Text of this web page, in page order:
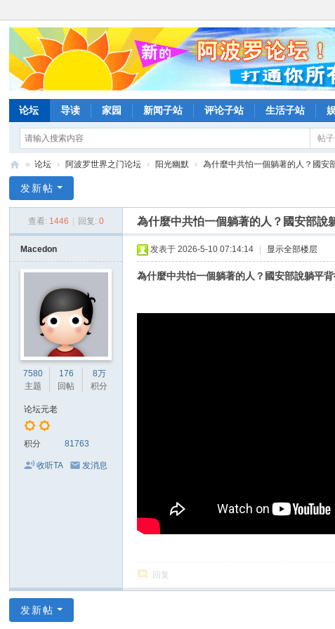
论坛 导读 家园 新闻子站 评论子站 生活子站
帖子
波
网
» 论坛 › 阿波罗世界之门论坛 › 阳光幽默 › 為什麼中共怕一個躺著的人？國安
发新帖
查看: 1446 回复: 0 為什麼中共怕一個躺著的人？國安部說
Macedon
7580
主题
176
回帖
8万
积分
论坛元老
积分 81763
收听TA 发消息
发表于 2026-5-10 07:14:14 显示全部楼层
為什麼中共怕一個躺著的人？國安部說躺平
回复
发新帖